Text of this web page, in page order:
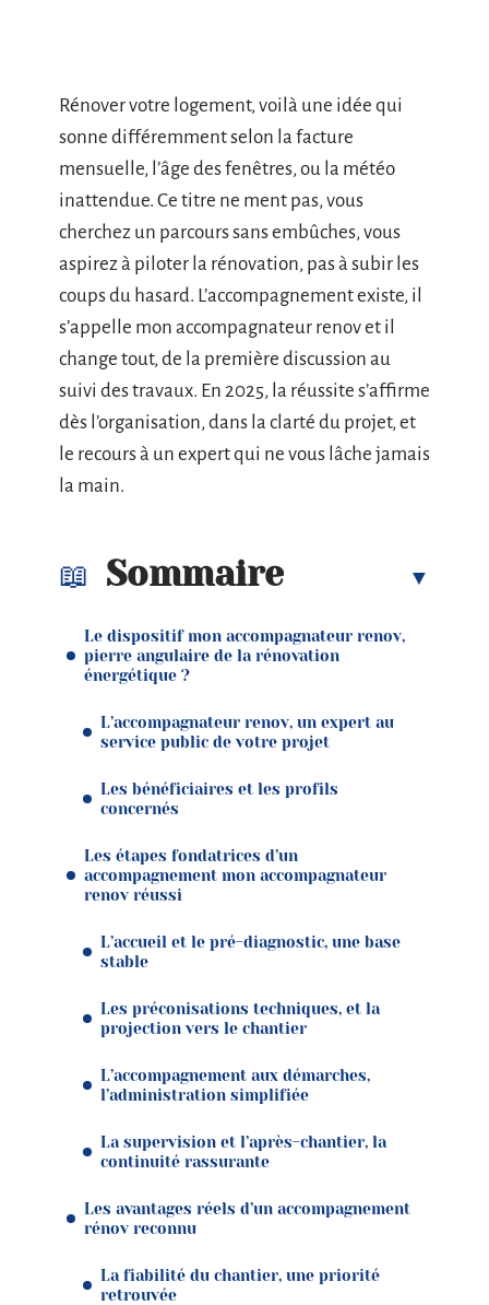
Rénover votre logement, voilà une idée qui
sonne différemment selon la facture
mensuelle, l’âge des fenêtres, ou la météo
inattendue. Ce titre ne ment pas, vous
cherchez un parcours sans embûches, vous
aspirez à piloter la rénovation, pas à subir les
coups du hasard. L’accompagnement existe, il
s’appelle mon accompagnateur renov et il
change tout, de la première discussion au
suivi des travaux. En 2025, la réussite s’affirme
dès l’organisation, dans la clarté du projet, et
le recours à un expert qui ne vous lâche jamais
la main.
Sommaire
Le dispositif mon accompagnateur renov,
pierre angulaire de la rénovation
énergétique ?
L’accompagnateur renov, un expert au
service public de votre projet
Les bénéficiaires et les profils
concernés
Les étapes fondatrices d’un
accompagnement mon accompagnateur
renov réussi
L’accueil et le pré-diagnostic, une base
stable
Les préconisations techniques, et la
projection vers le chantier
L’accompagnement aux démarches,
l’administration simplifiée
La supervision et l’après-chantier, la
continuité rassurante
Les avantages réels d’un accompagnement
rénov reconnu
La fiabilité du chantier, une priorité
retrouvée